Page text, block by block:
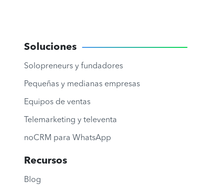
Soluciones
Solopreneurs y fundadores
Pequeñas y medianas empresas
Equipos de ventas
Telemarketing y televenta
noCRM para WhatsApp
Recursos
Blog